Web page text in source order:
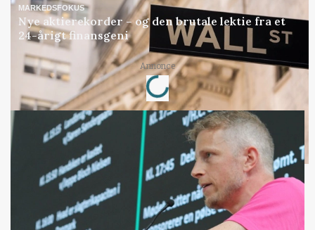
MARKEDSFOKUS
Nye aktierekorder – og den brutale lektie fra et
24-årigt finansgeni
Annonce
Loading...